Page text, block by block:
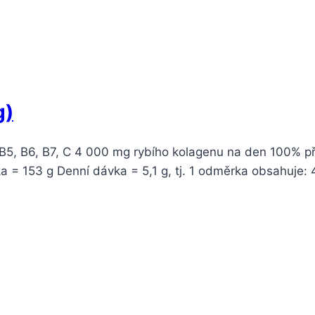
B6, B7, C 4 000 mg rybího kolagenu na den 100%
= 153 g Denní dávka = 5,1 g, tj. 1 odměrka